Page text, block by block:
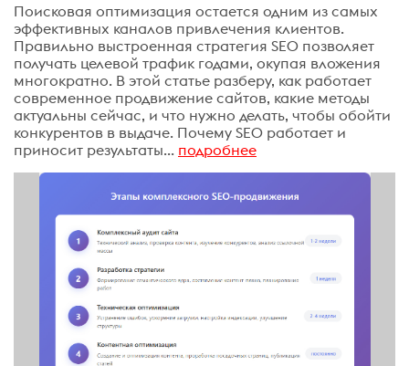
Поисковая оптимизация остается одним из самых
эффективных каналов привлечения клиентов.
Правильно выстроенная стратегия SEO позволяет
получать целевой трафик годами, окупая вложения
многократно. В этой статье разберу, как работает
современное продвижение сайтов, какие методы
актуальны сейчас, и что нужно делать, чтобы обойти
конкурентов в выдаче. Почему SEO работает и
приносит результаты... подробнее